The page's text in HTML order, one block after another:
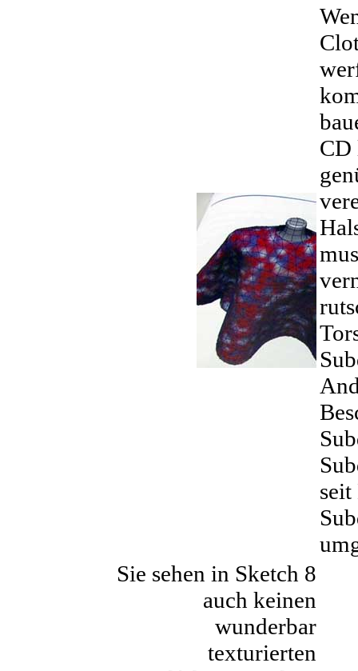
CD
Sie sehen in Sketch 8
auch keinen
wunderbar
texturierten